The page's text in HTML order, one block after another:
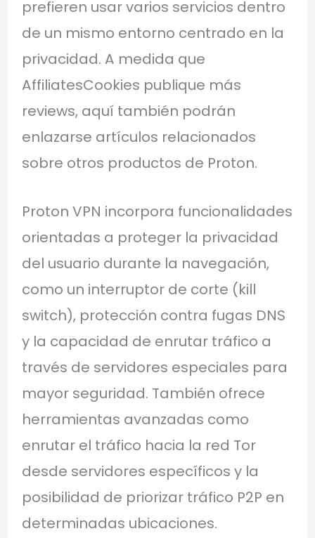
prefieren usar varios servicios dentro
de un mismo entorno centrado en la
privacidad. A medida que
AffiliatesCookies publique más
reviews, aquí también podrán
enlazarse artículos relacionados
sobre otros productos de Proton.
Proton VPN incorpora funcionalidades
orientadas a proteger la privacidad
del usuario durante la navegación,
como un interruptor de corte (kill
switch), protección contra fugas DNS
y la capacidad de enrutar tráfico a
través de servidores especiales para
mayor seguridad. También ofrece
herramientas avanzadas como
enrutar el tráfico hacia la red Tor
desde servidores específicos y la
posibilidad de priorizar tráfico P2P en
determinadas ubicaciones.